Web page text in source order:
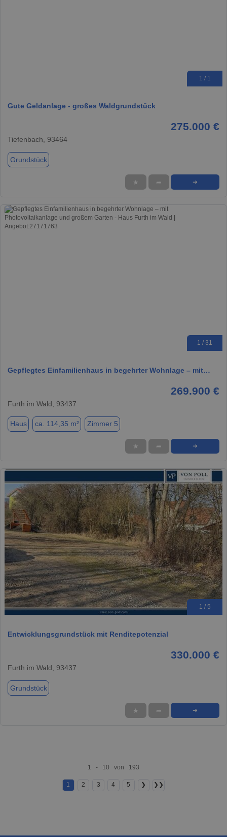
1 / 1
Gute Geldanlage - großes Waldgrundstück
275.000 €
Tiefenbach, 93464
Grundstück
★ ➦ ➜
1 / 31
Gepflegtes Einfamilienhaus in begehrter Wohnlage – mit…
269.900 €
Furth im Wald, 93437
Haus ca. 114,35 m² Zimmer 5
★ ➦ ➜
1 / 5
Entwicklungsgrundstück mit Renditepotenzial
330.000 €
Furth im Wald, 93437
Grundstück
★ ➦ ➜
1 - 10 von 193
1 2 3 4 5 ❯ ❯❯